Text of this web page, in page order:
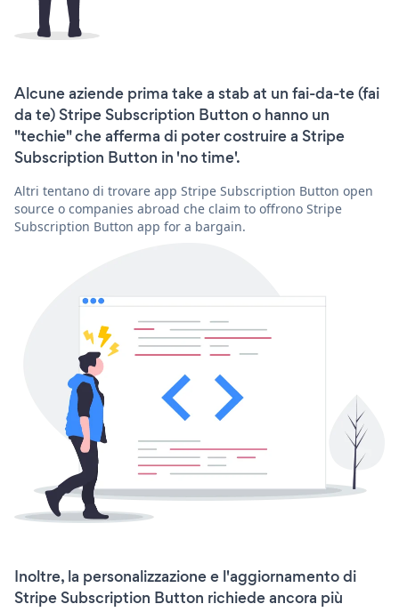
Alcune aziende prima take a stab at un fai-da-te (fai
da te) Stripe Subscription Button o hanno un
"techie" che afferma di poter costruire a Stripe
Subscription Button in 'no time'.
Altri tentano di trovare app Stripe Subscription Button open
source o companies abroad che claim to offrono Stripe
Subscription Button app for a bargain.
Inoltre, la personalizzazione e l'aggiornamento di
Stripe Subscription Button richiede ancora più